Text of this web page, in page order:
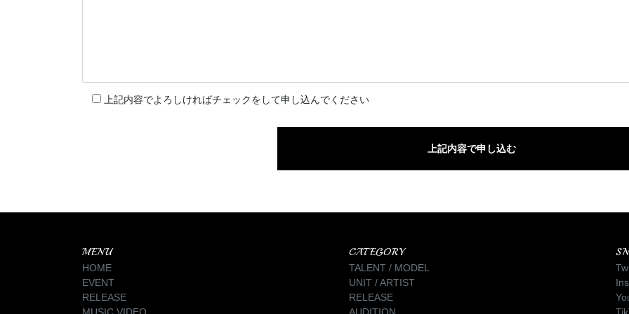
上記内容でよろしければチェックをして申し込んでください
MENU
HOME
EVENT
RELEASE
CATEGORY
TALENT / MODEL
UNIT / ARTIST
RELEASE